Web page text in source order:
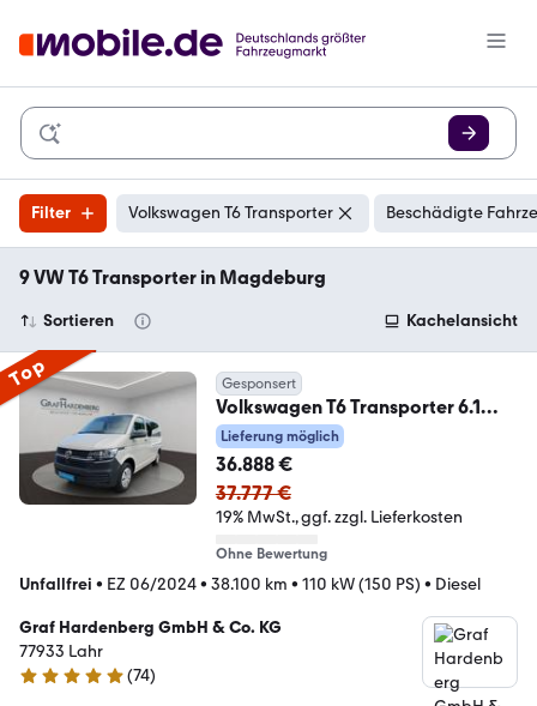
Filter Volkswagen T6 Transporter Beschädigte
9 VW T6 Transporter in Magdeburg
Sortieren Kachelansicht
Top Gesponsert
Volkswagen T6 Transporter 6.1
Kombi TDI DSG 9 Sitze AHK
Lieferung möglich
36.888 €
37.777 €
19% MwSt. ggf. zzgl. Lieferkosten
Ohne Bewertung
Unfallfrei • EZ 06/2024• 38.100 km • 110 kW (150 PS) • Diesel
Graf Hardenberg GmbH & Co. KG
77933 Lahr
4.9 Sterne
(74)